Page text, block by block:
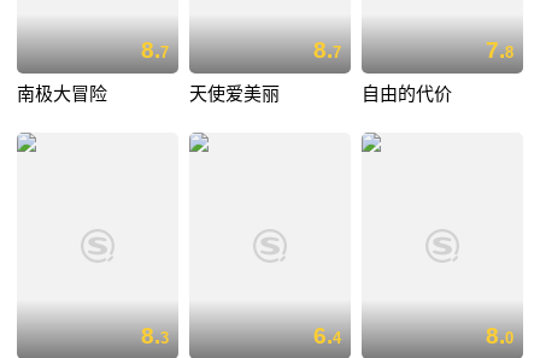
8.7
南极大冒险
8.7
天使爱美丽
7.8
自由的代价
8.3 6.4 8.0